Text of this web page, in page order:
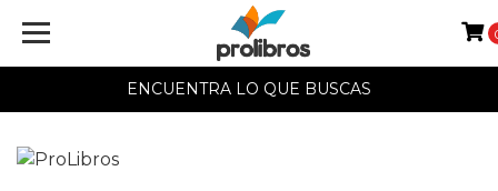
ENCUENTRA LO QUE BUSCAS
ProLibros